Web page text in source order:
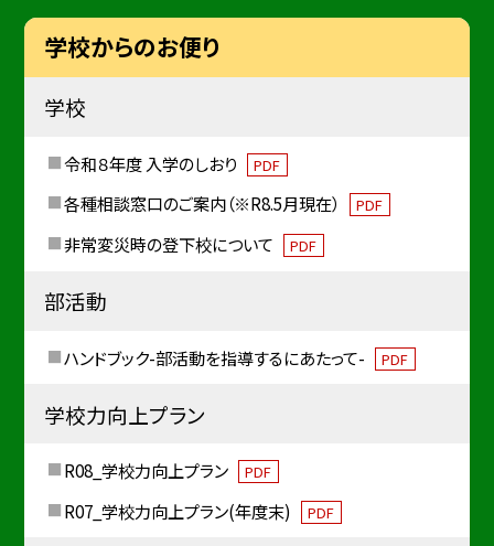
学校からのお便り
学校
令和８年度 入学のしおり PDF
各種相談窓口のご案内（※R8.5月現在） PDF
非常変災時の登下校について PDF
部活動
ハンドブック-部活動を指導するにあたって- PDF
学校力向上プラン
R08_学校力向上プラン PDF
R07_学校力向上プラン(年度末) PDF